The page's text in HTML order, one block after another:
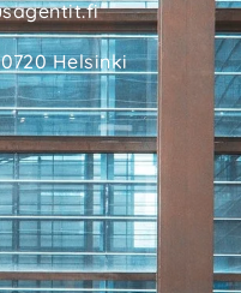
Helsinki